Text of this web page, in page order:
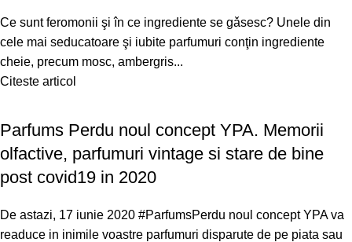
Ce sunt feromonii şi în ce ingrediente se gǎsesc? Unele din
cele mai seducatoare şi iubite parfumuri conţin ingrediente
cheie, precum mosc, ambergris...
Citeste articol
Parfums Perdu noul concept YPA. Memorii
olfactive, parfumuri vintage si stare de bine
post covid19 in 2020
De astazi, 17 iunie 2020 #ParfumsPerdu noul concept YPA va
readuce in inimile voastre parfumuri disparute de pe piata sau